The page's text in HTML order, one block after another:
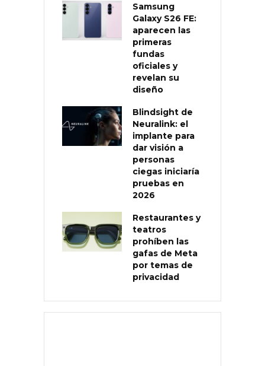
Samsung
Galaxy S26 FE:
aparecen las
primeras
fundas
oficiales y
revelan su
diseño
Blindsight de
Neuralink: el
implante para
dar visión a
personas
ciegas iniciaría
pruebas en
2026
Restaurantes y
teatros
prohíben las
gafas de Meta
por temas de
privacidad